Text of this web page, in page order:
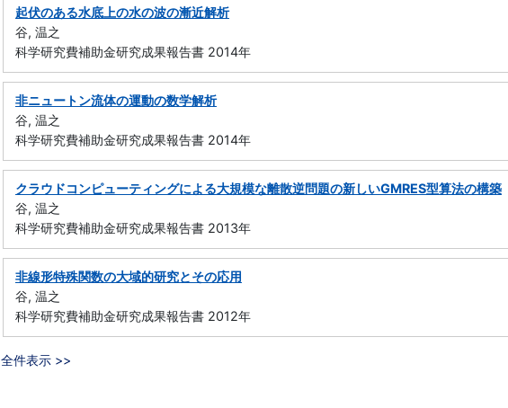
起伏のある水底上の水の波の漸近解析
谷, 温之
科学研究費補助金研究成果報告書 2014年
非ニュートン流体の運動の数学解析
谷, 温之
科学研究費補助金研究成果報告書 2014年
クラウドコンピューティングによる大規模な離散逆問題の新しいGMRES型算法の構築
谷, 温之
科学研究費補助金研究成果報告書 2013年
非線形特殊関数の大域的研究とその応用
谷, 温之
科学研究費補助金研究成果報告書 2012年
全件表示 >>